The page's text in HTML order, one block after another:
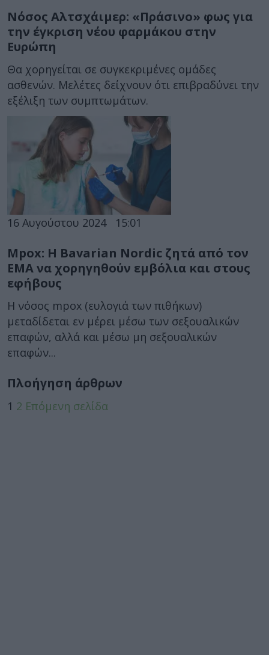
Νόσος Αλτσχάιμερ: «Πράσινο» φως για
την έγκριση νέου φαρμάκου στην
Ευρώπη
Θα χορηγείται σε συγκεκριμένες ομάδες
ασθενών. Μελέτες δείχνουν ότι επιβραδύνει την
εξέλιξη των συμπτωμάτων.
16 Αυγούστου 2024 15:01
Mpox: H Bavarian Nordic ζητά από τον
EMA να χορηγηθούν εμβόλια και στους
εφήβους
Η νόσος mpox (ευλογιά των πιθήκων)
μεταδίδεται εν μέρει μέσω των σεξουαλικών
επαφών, αλλά και μέσω μη σεξουαλικών
επαφών...
Πλοήγηση άρθρων
1 2 Επόμενη σελίδα